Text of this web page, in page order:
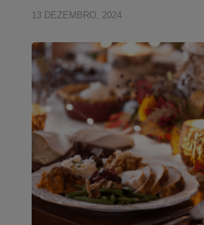
13 DEZEMBRO, 2024